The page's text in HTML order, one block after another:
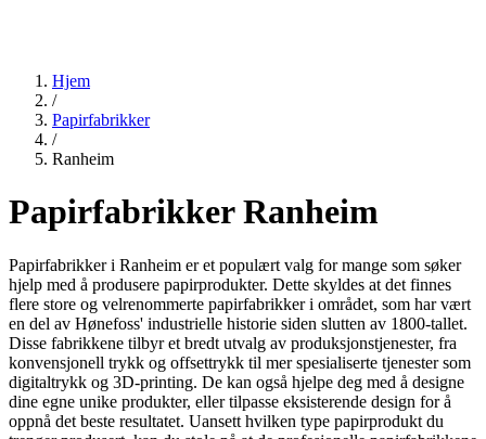
Hjem
/
Papirfabrikker
/
Ranheim
Papirfabrikker Ranheim
Papirfabrikker i Ranheim er et populært valg for mange som søker
hjelp med å produsere papirprodukter. Dette skyldes at det finnes
flere store og velrenommerte papirfabrikker i området, som har vært
en del av Hønefoss' industrielle historie siden slutten av 1800-tallet.
Disse fabrikkene tilbyr et bredt utvalg av produksjonstjenester, fra
konvensjonell trykk og offsettrykk til mer spesialiserte tjenester som
digitaltrykk og 3D-printing. De kan også hjelpe deg med å designe
dine egne unike produkter, eller tilpasse eksisterende design for å
oppnå det beste resultatet. Uansett hvilken type papirprodukt du